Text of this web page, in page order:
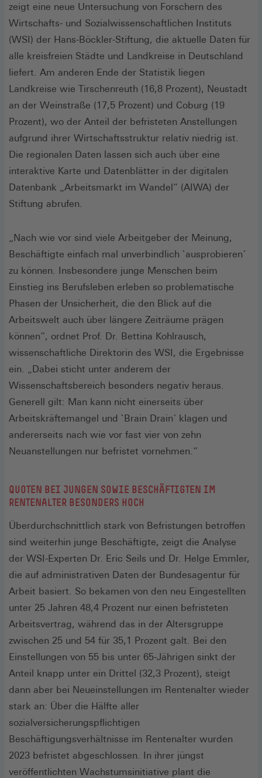
zeigt eine neue Untersuchung von Forschern des
Wirtschafts- und Sozialwissenschaftlichen Instituts
(WSI) der Hans-Böckler-Stiftung, die aktuelle Daten für
alle kreisfreien Städte und Landkreise in Deutschland
liefert. Am anderen Ende der Statistik liegen
Landkreise wie Tirschenreuth (16,8 Prozent), Neustadt
an der Weinstraße (17,5 Prozent) und Coburg (19
Prozent), wo der Anteil der befristeten Anstellungen
aufgrund ihrer Wirtschaftsstruktur relativ niedrig ist.
Die regionalen Daten lassen sich auch über eine
interaktive Karte und Datenblätter in der digitalen
Datenbank „Arbeitsmarkt im Wandel“ (AIWA) der
Stiftung abrufen.
„Nach wie vor sind viele Arbeitgeber der Meinung,
Beschäftigte einfach mal unverbindlich `ausprobieren´
zu können. Insbesondere junge Menschen beim
Einstieg ins Berufsleben erleben so problematische
Phasen der Unsicherheit, die den Blick auf die
Arbeitswelt auch über längere Zeiträume prägen
können“, ordnet Prof. Dr. Bettina Kohlrausch,
wissenschaftliche Direktorin des WSI, die Ergebnisse
ein. „Dabei sticht unter anderem der
Wissenschaftsbereich besonders negativ heraus.
Generell gilt: Man kann nicht einerseits über
Arbeitskräftemangel und `Brain Drain´ klagen und
andererseits nach wie vor fast vier von zehn
Neuanstellungen nur befristet vornehmen.“
QUOTEN BEI JUNGEN SOWIE BESCHÄFTIGTEN IM
RENTENALTER BESONDERS HOCH
Überdurchschnittlich stark von Befristungen betroffen
sind weiterhin junge Beschäftigte, zeigt die Analyse
der WSI-Experten Dr. Eric Seils und Dr. Helge Emmler,
die auf administrativen Daten der Bundesagentur für
Arbeit basiert. So bekamen von den neu Eingestellten
unter 25 Jahren 48,4 Prozent nur einen befristeten
Arbeitsvertrag, während das in der Altersgruppe
zwischen 25 und 54 für 35,1 Prozent galt. Bei den
Einstellungen von 55 bis unter 65-Jährigen sinkt der
Anteil knapp unter ein Drittel (32,3 Prozent), steigt
dann aber bei Neueinstellungen im Rentenalter wieder
stark an: Über die Hälfte aller
sozialversicherungspflichtigen
Beschäftigungsverhältnisse im Rentenalter wurden
2023 befristet abgeschlossen. In ihrer jüngst
veröffentlichten Wachstumsinitiative plant die